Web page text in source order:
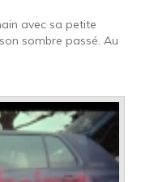
avec sa petite
sombre passé. Au